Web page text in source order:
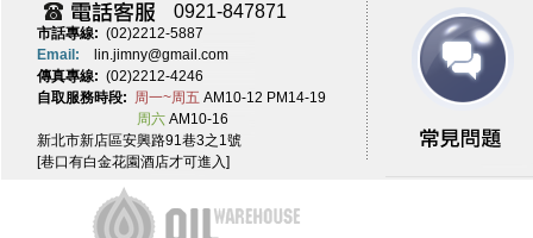
0921-847871
市話專線: (02)2212-5887
Email: lin.jimny@gmail.com
傳真專線: (02)2212-4246
自取服務時段: 周一~周五 AM10-12 PM14-19
周六 AM10-16
新北市新店區安興路91巷3之1號
[巷口有白金花園酒店才可進入]